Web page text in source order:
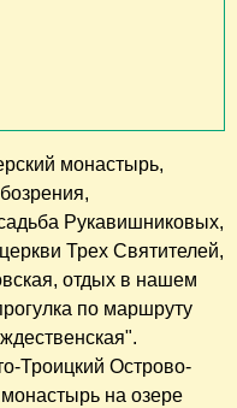
монастырь,
Рукавишниковых,
Трех Святителей,
отдых в нашем
по маршруту
Троицкий Острово-
на озере